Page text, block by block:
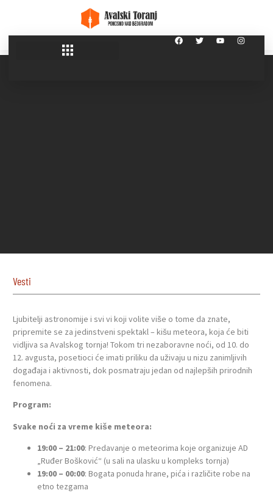
Vesti
Ljubitelji astronomije i svi vi koji volite više o tome da znate,
pripremite se za jedinstveni spektakl – kišu meteora, koja će biti
vidljiva sa Avalskog tornja! Tokom tri nezaboravne noći, od 10. do
12. avgusta, posetioci će imati priliku da uživaju u nizu zanimljivih
događaja i aktivnosti, dok posmatraju jedan od najlepših prirodnih
fenomena.
Program:
Svake noći za vreme kiše meteora:
19:00 – 21:00: Predavanje o meteorima koje organizuje AD
„Ruđer Bošković“ (u sali na ulasku u kompleks tornja)
19:00 – 00:00: Bogata ponuda hrane, pića i različite robe na
etno tezgama